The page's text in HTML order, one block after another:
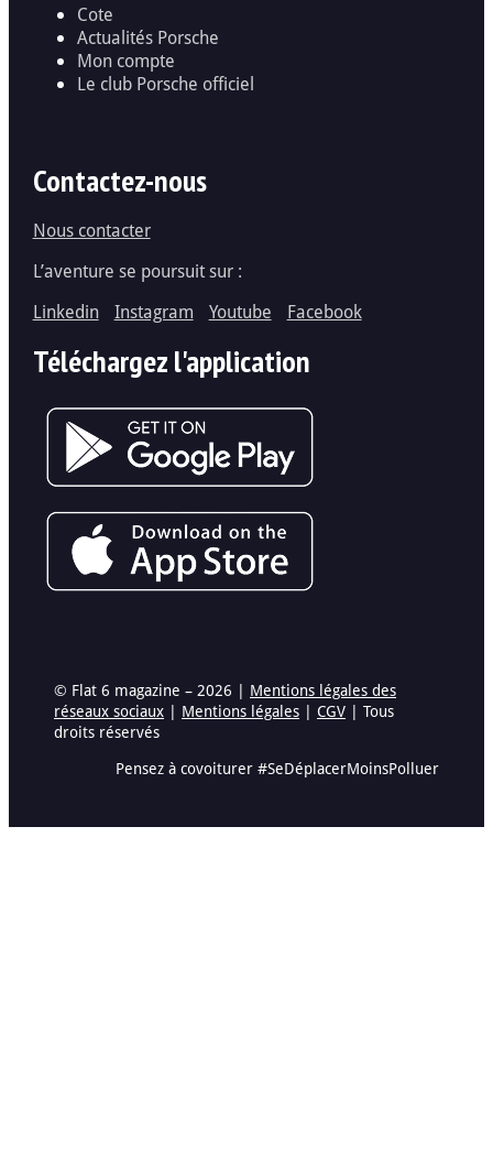
Cote
Actualités Porsche
Mon compte
Le club Porsche officiel
Contactez-nous
Nous contacter
L’aventure se poursuit sur :
Linkedin
Instagram Youtube Facebook
Téléchargez l'application
© Flat 6 magazine – 2026 | Mentions légales des
réseaux sociaux | Mentions légales |CGV | Tous
droits réservés
Pensez à covoiturer #SeDéplacerMoinsPolluer